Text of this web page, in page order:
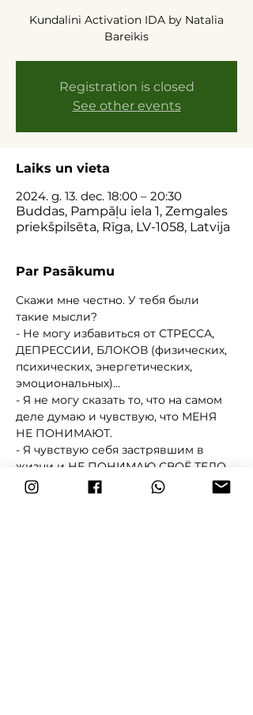
Kundalini Activation IDA by Natalia
Bareikis
Registration is closed
See other events
Laiks un vieta
2024. g. 13. dec. 18:00 – 20:30
Buddas, Pampāļu iela 1, Zemgales
priekšpilsēta, Rīga, LV-1058, Latvija
Par Pasākumu
Скажи мне честно. У тебя были
такие мысли?
- Не могу избавиться от СТРЕССА,
ДЕПРЕССИИ, БЛОКОВ (физических,
психических, энергетических,
эмоциональных)...
- Я не могу сказать то, что на самом
деле думаю и чувствую, что МЕНЯ
НЕ ПОНИМАЮТ.
- Я чувствую себя застрявшим в
жизни и НЕ ПОНИМАЮ СВОЁ ТЕЛО.
- СЕКС не приносит удовольствия, а